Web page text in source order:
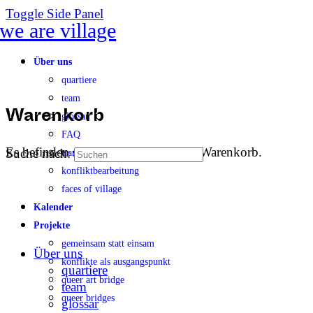
Toggle Side Panel
Über uns
quartiere
team
glossar
FAQ
transparenz
konfliktbearbeitung
faces of village
Kalender
Projekte
gemeinsam statt einsam
konflikte als ausgangspunkt
queer art bridge
queer bridges
Warenkorb
Es befinden sich keine Produkte im Warenkorb.
Suche nach:
Über uns
quartiere
team
glossar